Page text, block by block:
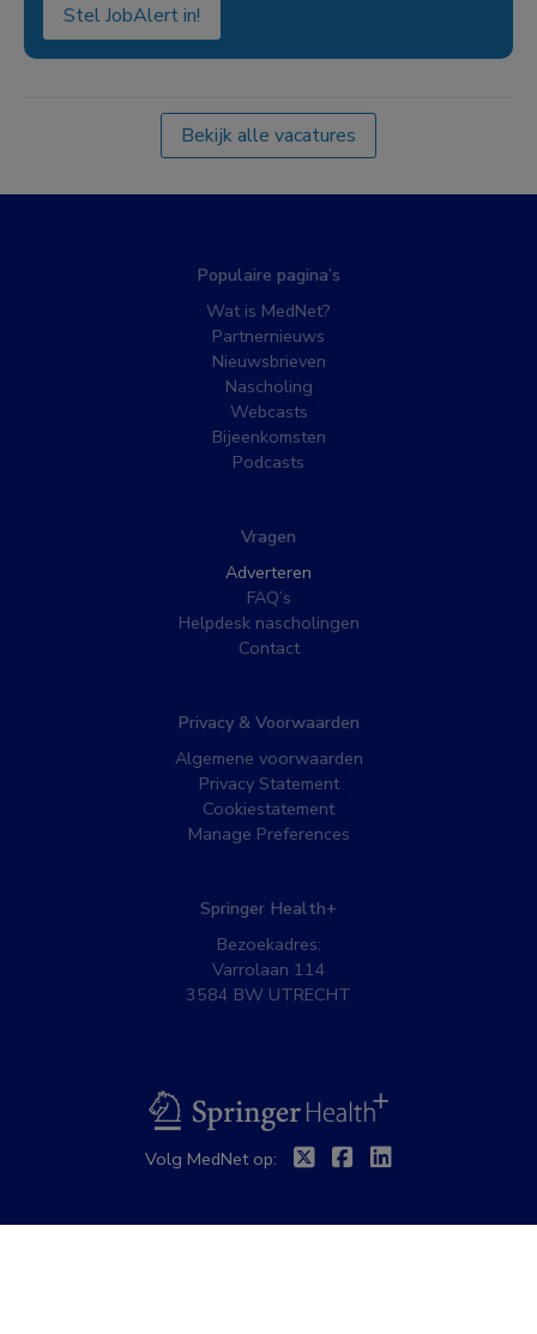
Stel JobAlert in!
Bekijk alle vacatures
Populaire pagina’s
Wat is MedNet?
Partnernieuws
Nieuwsbrieven
Nascholing
Webcasts
Bijeenkomsten
Podcasts
Vragen
Adverteren
FAQ’s
Helpdesk nascholingen
Contact
Privacy & Voorwaarden
Algemene voorwaarden
Privacy Statement
Cookiestatement
Manage Preferences
Springer Health+
Bezoekadres:
Varrolaan 114
3584 BW UTRECHT
BSL
Volg MedNet op: TwitterFacebook
Linkedin